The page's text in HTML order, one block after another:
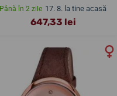
Până în 2 zile 17. 8. la tine acasă
647,33 lei